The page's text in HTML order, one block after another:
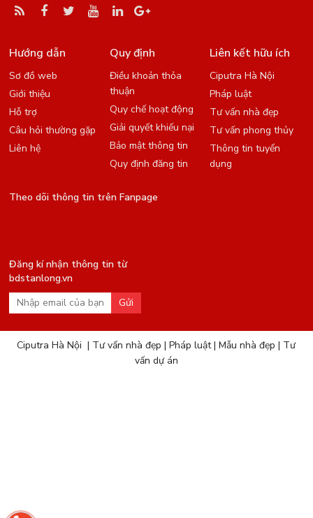
Hướng dẫn
Sơ đồ web
Giới thiệu
Hỗ trợ
Câu hỏi thường gặp
Liên hệ
Quy định
Điều khoản thỏa
thuận
Quy chế hoạt động
Giải quyết khiếu nại
Bảo mật thông tin
Quy định đăng tin
Liên kết hữu ích
Ciputra Hà Nội
Pháp luật
Tư vấn nhà đẹp
Tư vấn phong thủy
Thông tin tuyển
dụng
Theo dõi thông tin trên Fanpage
Đăng kí nhận thông tin từ
bdstanlong.vn
Gửi
Ciputra Hà Nội | Tư vấn nhà đẹp |Pháp luật|Mẫu nhà đẹp | Tư
vấn dự án